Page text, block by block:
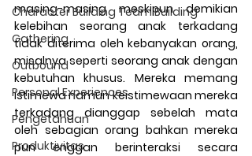
Character Building Team Building
Gathering
Outbound
Personal Experiences
Pengetahuan
Produktivitas
masing-masing meskipun demikian
kelebihan seorang anak terkadang
tidak diterima oleh kebanyakan orang,
misalnya seperti seorang anak dengan
kebutuhan khusus. Mereka memang
istimewa namun keistimewaan mereka
terkadang dianggap sebelah mata
oleh sebagian orang bahkan mereka
pun enggan berinteraksi secara